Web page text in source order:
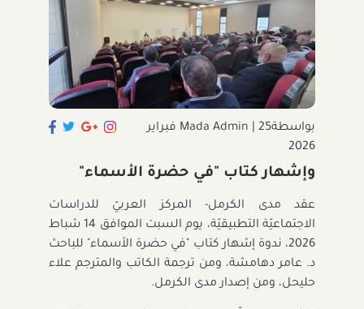
بواسطةMada Admin
25 فبراير
2026
وإشهار كتاب "في حضرة الأسماء"
عقد مدى الكرمل- المركز العربيّ للدراسات
الاجتماعيّة التطبيقيّة، يوم السبت الموافق 14 شباط
2026، ندوة إشهار كتاب "في حضرة الأسماء" للباحث
د. عامر دهامشة، ومن ترجمة الكاتب والمترجم علاء
حليحل، ومن إصدار مدى الكرمل.